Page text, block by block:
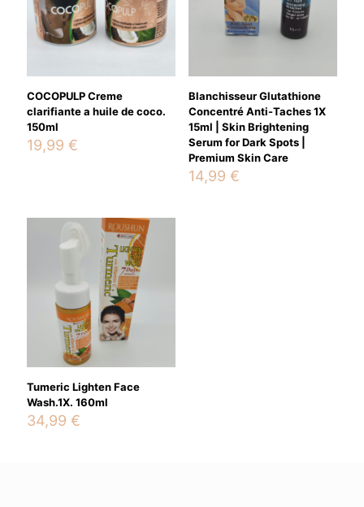
Save my name, email, and website in this browser for the
next time I comment.
COCOPULP Creme
clarifiante a huile de coco.
150ml
19,99 €
Blanchisseur Glutathione
Concentré Anti-Taches 1X
15ml | Skin Brightening
Serum for Dark Spots |
Premium Skin Care
14,99 €
Tumeric Lighten Face
Wash.1X. 160ml
34,99 €